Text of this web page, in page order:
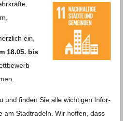
ein,
18.05. bis
und fin­den Sie alle wich­ti­gen Infor­
am Stadt­ra­deln. Wir hof­fen, dass